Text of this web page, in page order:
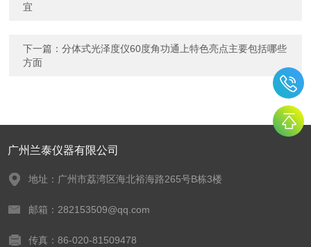
宜
下一篇：分体式光泽度仪60度角功通上特色亮点主要包括哪些
方面
广州兰泰仪器有限公司
地址：广州市荔湾区海北裕海路265号B栋3楼
邮箱：282153509@qq.com
传真：86-020-81509478